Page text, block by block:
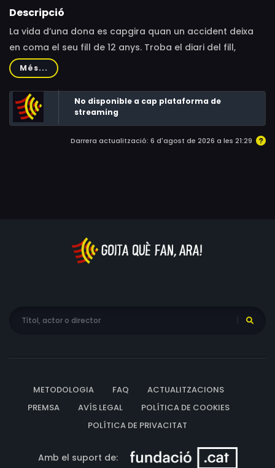
Pitts, Sayyid El Alami, Jonas Bachan, Samir Decazza,
Burger, Eyed Meguedmini, Clara Caneshe, Diariata
N'Diaye, Sandy Afiuni, Nivedha Sureshkumar, Jananika
Uthayakumar, Paul Jeanson, Félix Nicolas, François
Aubineau, Canon Nawata
Descripció
La vida d’una dona es capgira quan un accident deixa
en coma el seu fill de 12 anys. Troba el diari del fill,
amb"10 coses per fer abans de la fi del món"anotades.
Decidida a despertar-lo, es repta a completar-les totes
per mostrar-li les coses meravelloses que té la vida, un
viatge que també revifarà en ella les ganes de viure.
Més...
No disponible a cap plataforma de
streaming
Darrera actualització: 6 d'agost de 2026 a les 21:29
METODOLOGIA FAQ
ACTUALITZACIONS
PREMSA
AVÍS LEGAL
POLÍTICA DE COOKIES
POLÍTICA DE PRIVACITAT
Amb el suport de: